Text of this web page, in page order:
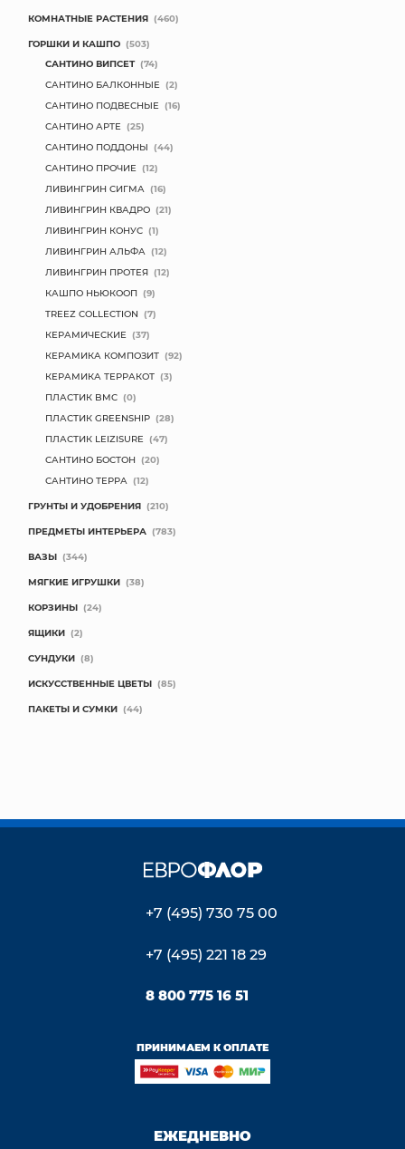
КОМНАТНЫЕ РАСТЕНИЯ (460)
ГОРШКИ И КАШПО (503)
САНТИНО ВИПСЕТ (74)
САНТИНО БАЛКОННЫЕ (2)
САНТИНО ПОДВЕСНЫЕ (16)
САНТИНО АРТЕ (25)
САНТИНО ПОДДОНЫ (44)
САНТИНО ПРОЧИЕ (12)
ЛИВИНГРИН СИГМА (16)
ЛИВИНГРИН КВАДРО (21)
ЛИВИНГРИН КОНУС (1)
ЛИВИНГРИН АЛЬФА (12)
ЛИВИНГРИН ПРОТЕЯ (12)
КАШПО НЬЮКООП (9)
TREEZ COLLECTION (7)
КЕРАМИЧЕСКИЕ (37)
КЕРАМИКА КОМПОЗИТ (92)
КЕРАМИКА ТЕРРАКОТ (3)
ПЛАСТИК BMC (0)
ПЛАСТИК GREENSHIP (28)
ПЛАСТИК LEIZISURE (47)
САНТИНО БОСТОН (20)
САНТИНО ТЕРРА (12)
ГРУНТЫ И УДОБРЕНИЯ (210)
ПРЕДМЕТЫ ИНТЕРЬЕРА (783)
ВАЗЫ (344)
МЯГКИЕ ИГРУШКИ (38)
КОРЗИНЫ (24)
ЯЩИКИ (2)
СУНДУКИ (8)
ИСКУССТВЕННЫЕ ЦВЕТЫ (85)
ПАКЕТЫ И СУМКИ (44)
+7 (495) 730 75 00
+7 (495) 221 18 29
8 800 775 16 51
ПРИНИМАЕМ К ОПЛАТЕ
ЕЖЕДНЕВНО